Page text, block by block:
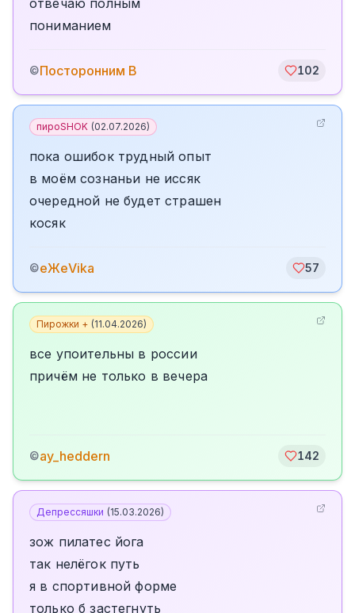
отвечаю полным
пониманием
©Посторонним В 102
пироSHOK (02.07.2026)
пока ошибок трудный опыт
в моём сознаньи не иссяк
очередной не будет страшен
косяк
©еЖеVika 57
Пирожки + (11.04.2026)
все упоительны в россии
причём не только в вечера
©ay_heddern 142
Депрессяшки (15.03.2026)
зож пилатес йога
так нелёгок путь
я в спортивной форме
только б застегнуть